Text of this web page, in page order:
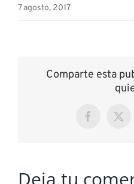
7 agosto, 2017
Comparte esta
Facebook
X
Deja tu